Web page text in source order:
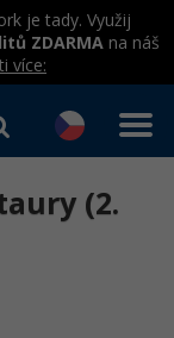
je tady. Využij
ZDARMAna náš
více:
(2.